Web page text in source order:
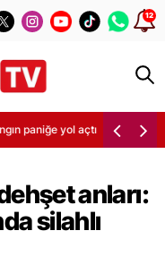
12
paniğe yol açtı
anları:
silahlı